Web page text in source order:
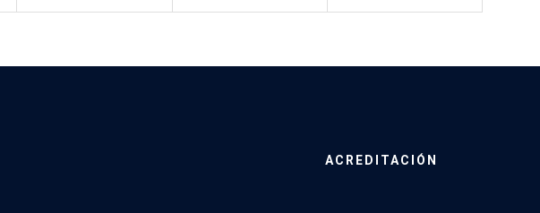
ACREDITACIÓN